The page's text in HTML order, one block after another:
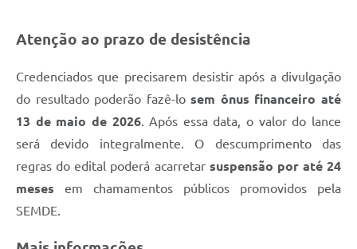
Atenção ao prazo de desistência
Credenciados que precisarem desistir após a divulgação
do resultado poderão fazê-losem ônus financeiro até
13 de maio de 2026. Após essa data, o valor do lance
será devido integralmente. O descumprimento das
regras do edital poderá acarretar suspensão por até 24
meses em chamamentos públicos promovidos pela
SEMDE.